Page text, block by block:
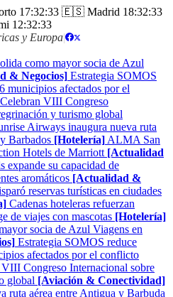
17:32:33 🇪🇸 Madrid 18:32:33
12:32:33
y Europa|
como mayor socia de Azul
& Negocios] Estrategia SOMOS
municipios afectados por el
Celebran VIII Congreso
y turismo global
Airways inaugura nueva ruta
Barbados [Hotelería] ALMA San
Hotels de Marriott [Actualidad
expande su capacidad de
aromáticos [Actualidad &
reservas turísticas en ciudades
Cadenas hoteleras refuerzan
de viajes con mascotas [Hotelería]
socia de Azul Viagens en
Estrategia SOMOS reduce
afectados por el conflicto
Congreso Internacional sobre
global [Aviación & Conectividad]
ruta aérea entre Antigua y Barbuda